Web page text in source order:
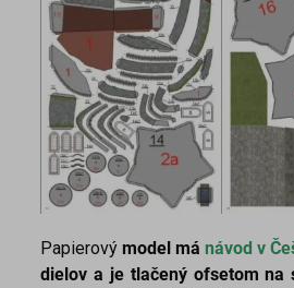
Papierový model má návod v
dielov a je tlačený ofsetom na